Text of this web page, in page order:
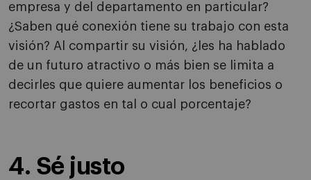
empresa y del departamento en particular?
¿Saben qué conexión tiene su trabajo con esta
visión? Al compartir su visión, ¿les ha hablado
de un futuro atractivo o más bien se limita a
decirles que quiere aumentar los beneficios o
recortar gastos en tal o cual porcentaje?
4. Sé justo